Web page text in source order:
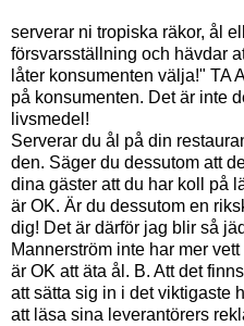
serverar ni tropiska räkor, ål
försvarsställning och hävdar
låter konsumenten välja!" TA
på konsumenten. Det är inte
livsmedel!
Serverar du ål på din
den. Säger du dessutom att
dina gäster att du har koll på
är OK. Är du dessutom en
dig! Det är därför jag blir så
Mannerström inte har mer
är OK att äta ål. B. Att det
att sätta sig in i det viktigaste
att läsa sina leverantörers